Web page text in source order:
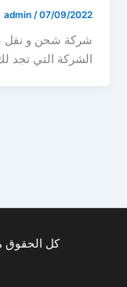
admin /07/09/2022
شركة شحن و نقل
الشركة التي تجد
كل الحقوق محفوظة ©